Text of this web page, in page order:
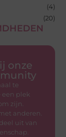
(4)
(20)
onze
te
een plek
zijn.
anderen.
uit van